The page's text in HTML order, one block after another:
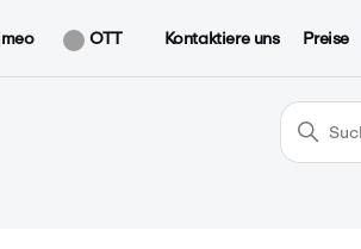
OTT Kontaktiere uns Preise